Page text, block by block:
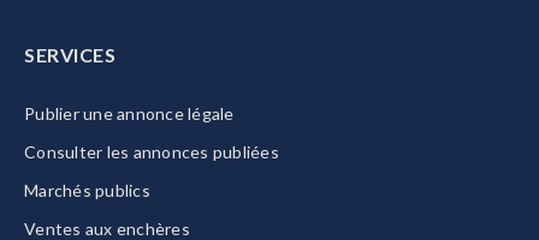
SERVICES
Publier une annonce légale
Consulter les annonces publiées
Marchés publics
Ventes aux enchères